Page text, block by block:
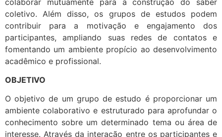
coletivo. Além disso, os grupos de estudos podem
contribuir para a motivação e engajamento dos
participantes, ampliando suas redes de contatos e
fomentando um ambiente propício ao desenvolvimento
acadêmico e profissional.
OBJETIVO
O objetivo de um grupo de estudo é proporcionar um
ambiente colaborativo e estruturado para aprofundar o
conhecimento sobre um determinado tema ou área de
interesse. Através da interação entre os participantes e